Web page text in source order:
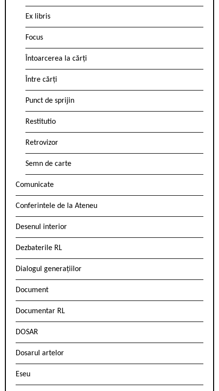
Ex libris
Focus
Întoarcerea la cărți
Între cărți
Punct de sprijin
Restitutio
Retrovizor
Semn de carte
Comunicate
Conferintele de la Ateneu
Desenul interior
Dezbaterile RL
Dialogul generațiilor
Document
Documentar RL
DOSAR
Dosarul artelor
Eseu